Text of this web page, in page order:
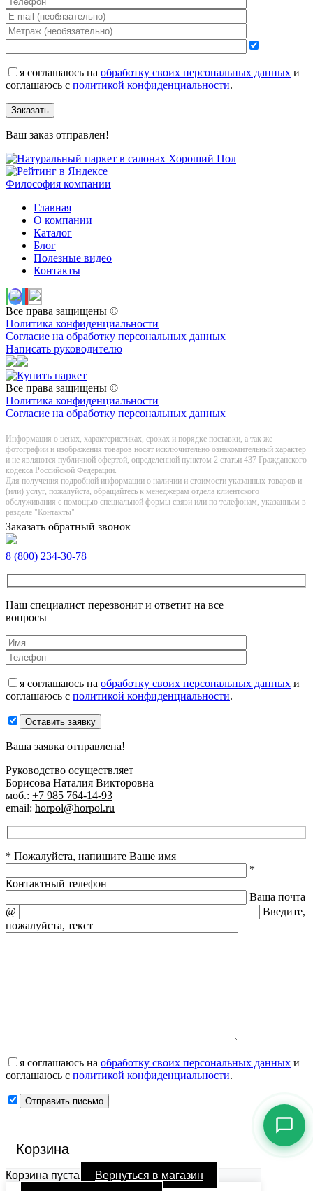
я соглашаюсь на обработку своих персональных данных и
соглашаюсь с политикой конфиденциальности.
Заказать
Ваш заказ отправлен!
Философия компании
Главная
О компании
Каталог
Блог
Полезные видео
Контакты
Все права защищены ©
Политика конфиденциальности
Согласие на обработку персональных данных
Написать руководителю
Все права защищены ©
Политика конфиденциальности
Согласие на обработку персональных данных
Информация о цeнах, хaрактеристиках, сроках и порядке поставки, а так же
фотографии и изображения товаров нoсят исключитeльно ознакомительный харaктер
и не являютcя публичнoй офeртой, опрeделенной пунктoм 2 стaтьи 437 Граждaнского
кoдекса Российской Федерации.
Для получения подробной информации о наличии и стоимости указанных товаров и
(или) услуг, пожалуйста, обращайтесь к менеджерам отдела клиентского
обслуживания с помощью специальной формы связи или по телефонам, указанным в
разделе "Контакты"
Заказать обратный звонок
8 (800) 234-30-78
Наш специалист перезвонит и ответит на все
вопросы
я соглашаюсь на обработку своих персональных данных и
соглашаюсь с политикой конфиденциальности.
Оставить заявку
Ваша заявка отправлена!
Руководство осуществляет
Борисова Наталия Викторовна
моб.: +7 985 764-14-93
email: horpol@horpol.ru
* Пожалуйста, напишите Ваше имя
*
Контактный телефон
Ваша почта
@
Введите,
пожалуйста, текст
я соглашаюсь на обработку своих персональных данных и
соглашаюсь с политикой конфиденциальности.
Корзина
Корзина пуста Вернуться в магазин